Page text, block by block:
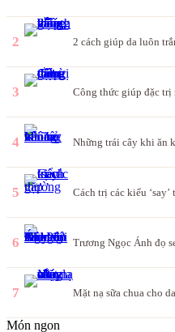
2 2 cách giúp da luôn
3 Công thức giúp đặc trị
4 Những trái cây khi ăn
5 Cách trị các kiểu ‘say’
6 Trương Ngọc Ánh đọ
7 Mặt nạ sữa chua cho
Món ngon